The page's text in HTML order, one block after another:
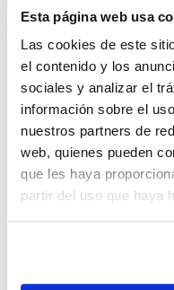
Esta página web usa
Las cookies de este
el contenido y los
sociales y analizar el
información sobre el
nuestros partners de
web, quienes pueden
que les haya
partir del uso que haya
Envase
VIAL
Referencia
SB16901100
Disponibilidad
Ver stock